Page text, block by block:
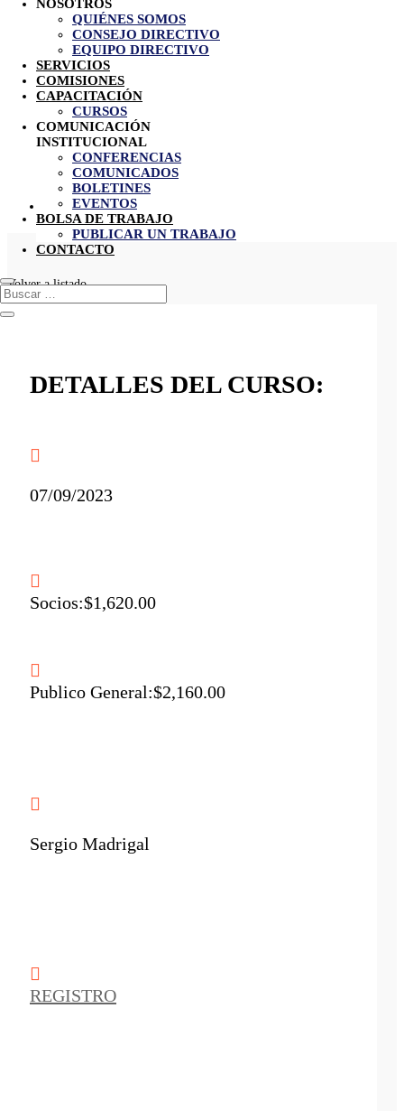
NOSOTROS
QUIÉNES SOMOS
CONSEJO DIRECTIVO
EQUIPO DIRECTIVO
SERVICIOS
COMISIONES
CAPACITACIÓN
CURSOS
COMUNICACIÓN
INSTITUCIONAL
CONFERENCIAS
COMUNICADOS
BOLETINES
EVENTOS
BOLSA DE TRABAJO
PUBLICAR UN TRABAJO
CONTACTO
TALLER DE LIDERAZGO DE
SERVICIO
COPARMEX Mexicali
Taller de Liderazgo de Servicio
Volver a listado
DETALLES DEL CURSO:
07/09/2023
Socios:$1,620.00
Publico General:$2,160.00
Sergio Madrigal
REGISTRO